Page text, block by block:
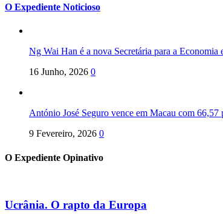
O Expediente Noticioso
Ng Wai Han é a nova Secretária para a Economia
16 Junho, 2026 0
António José Seguro vence em Macau com 66,57
9 Fevereiro, 2026 0
O Expediente Opinativo
Ucrânia. O rapto da Europa